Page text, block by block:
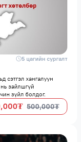
5 цагийн сургалт
сэтгэл хангалуун
зайлшгүй
зүйл болдог.
500,000₮